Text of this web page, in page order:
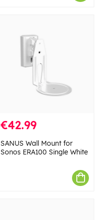
€42.99
SANUS Wall Mount for
Sonos ERA100 Single White